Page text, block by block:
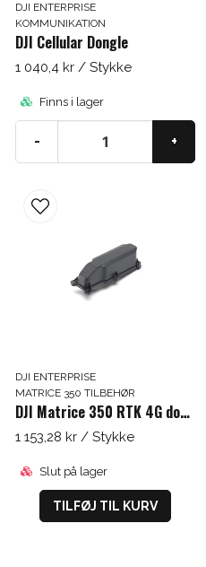
DJI ENTERPRISE
KOMMUNIKATION
DJI Cellular Dongle
1 040,4 kr / Stykke
Finns i lager
- +
DJI ENTERPRISE
MATRICE 350 TILBEHØR
DJI Matrice 350 RTK 4G dongle-sæt
1 153,28 kr / Stykke
Slut på lager
TILFØJ TIL KURV